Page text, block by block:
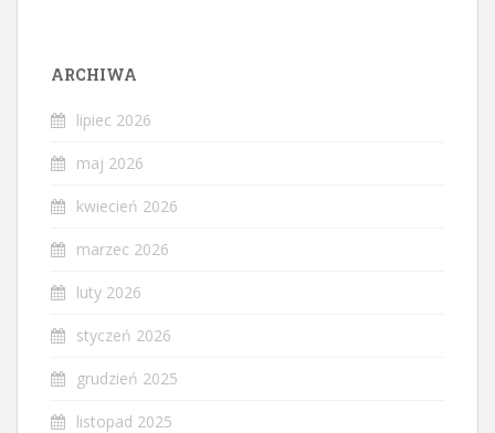
ARCHIWA
lipiec 2026
maj 2026
kwiecień 2026
marzec 2026
luty 2026
styczeń 2026
grudzień 2025
listopad 2025